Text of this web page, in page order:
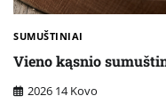
SUMUŠTINIAI
Vieno kąsnio
2026 14 Kovo